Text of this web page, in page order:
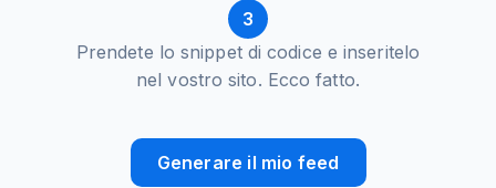
3
Prendete lo snippet di codice e inseritelo
nel vostro sito. Ecco fatto.
Generare il mio feed